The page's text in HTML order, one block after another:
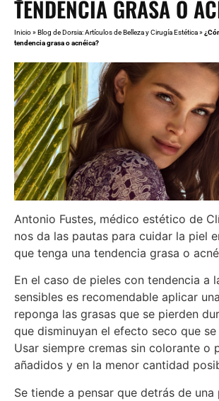
TENDENCIA GRASA O
Inicio»Blog de Dorsia: Artículos de Belleza y Cirugía Estética»
tendencia grasa o acnéica?
Antonio Fustes, médico estético de
nos da las pautas para cuidar la piel
que tenga una tendencia grasa o
En el caso de pieles con tendencia a
sensibles es recomendable aplicar
reponga las grasas que se pierden
que disminuyan el efecto seco que
Usar siempre cremas sin colorante o
añadidos y en la menor cantidad
Se tiende a pensar que detrás de